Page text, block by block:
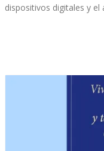
dispositivos digitales y